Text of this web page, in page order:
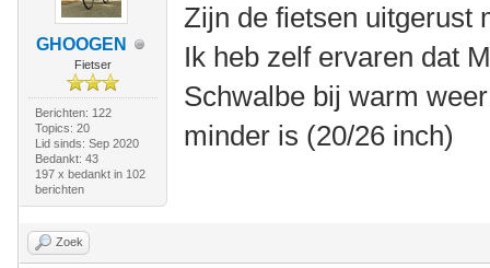
GHOOGEN
Fietser
Berichten: 122
Topics: 20
Lid sinds: Sep 2020
Bedankt: 43
197 x bedankt in 102
berichten
Zijn de fietsen uitgerust
Ik heb zelf ervaren dat
Schwalbe bij warm
minder is (20/26 inch)
Zoek